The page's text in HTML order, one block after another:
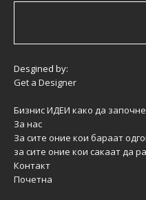
Desgined by:
Get a Designer
Бизнис ИДЕИ како да
За нас
За сите оние кои бараат
за сите оние кои сакаат да
Контакт
Почетна